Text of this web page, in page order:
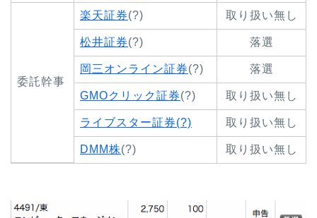
委託幹事
楽天証券(?) 取り扱い無し
松井証券(?) 落選
岡三オンライン証券(?) 落選
GMOクリック証券(?) 取り扱い無し
ライブスター証券(?) 取り扱い無し
DMM株(?) 取り扱い無し